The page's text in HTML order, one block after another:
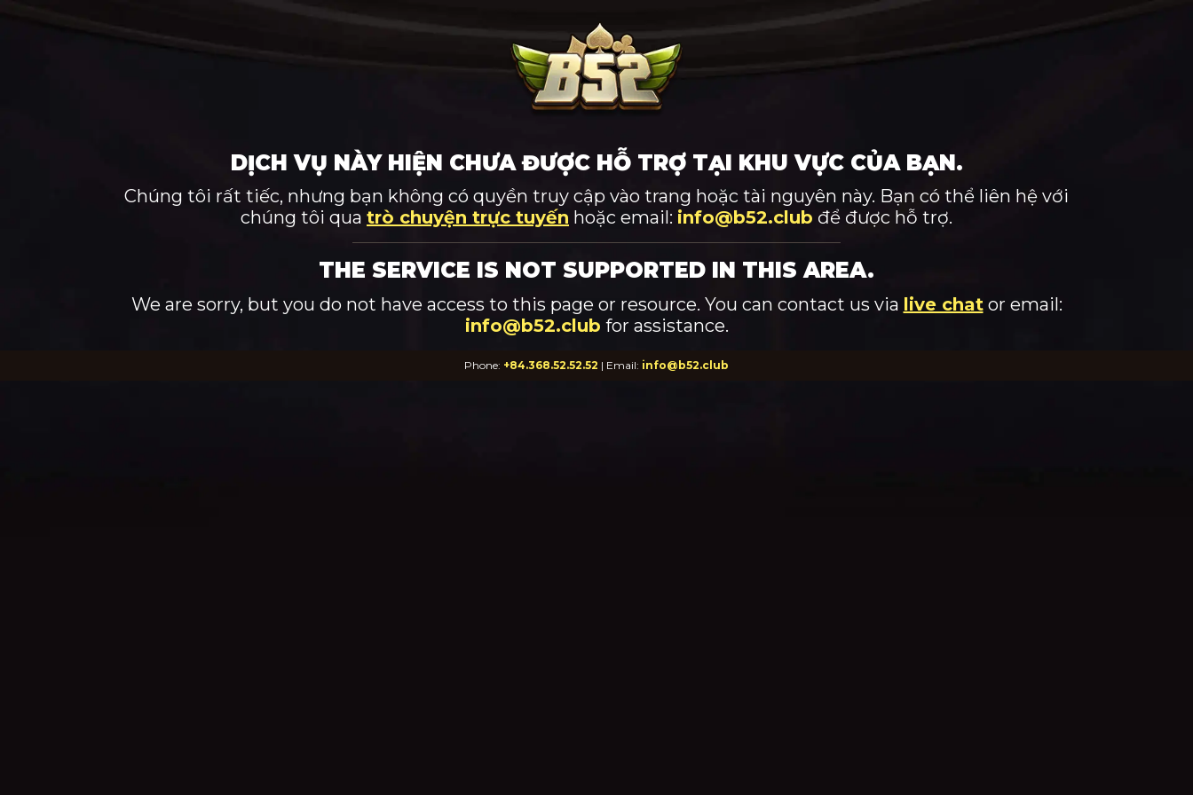
DỊCH VỤ NÀY HIỆN CHƯA ĐƯỢC HỖ TRỢ TẠI KHU VỰC CỦA BẠN.
Chúng tôi rất tiếc, nhưng bạn không có quyền truy cập vào trang hoặc tài nguyên này. Bạn có thể liên hệ với
chúng tôi qua trò chuyện trực tuyến hoặc email: info@b52.club để được hỗ trợ.
THE SERVICE IS NOT SUPPORTED IN THIS AREA.
We are sorry, but you do not have access to this page or resource. You can contact us via live chator email:
info@b52.club for assistance.
Phone: +84.368.52.52.52 | Email: info@b52.club